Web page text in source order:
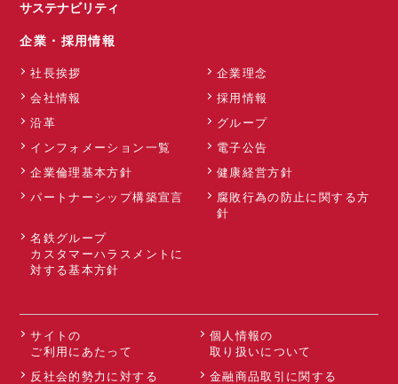
サステナビリティ
企業・採用情報
社長挨拶
企業理念
会社情報
採用情報
沿革
グループ
インフォメーション一覧
電子公告
企業倫理基本方針
健康経営方針
パートナーシップ構築宣言
腐敗行為の防止に関する方
針
名鉄グループ
カスタマーハラスメントに
対する基本方針
サイトの
ご利用にあたって
個人情報の
取り扱いについて
反社会的勢力に対する
金融商品取引に関する